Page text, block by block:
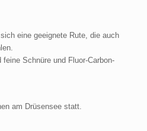
eine geeignete Rute, die auch
Schnüre und Fluor-Carbon-
am Drüsensee statt.